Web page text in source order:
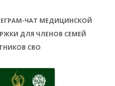
ЧАТ МЕДИЦИНСКОЙ
ДЛЯ ЧЛЕНОВ СЕМЕЙ
СВО